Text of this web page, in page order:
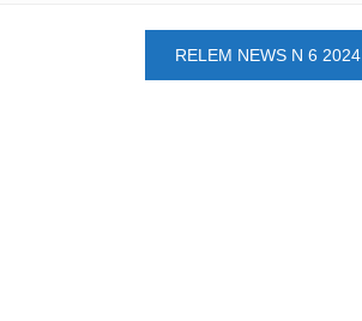
RELEM NEWS N 6 2024